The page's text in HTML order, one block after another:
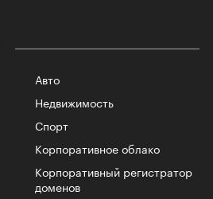
Авто
Недвижимость
Спорт
Корпоративное облако
Корпоративный регистратор
доменов